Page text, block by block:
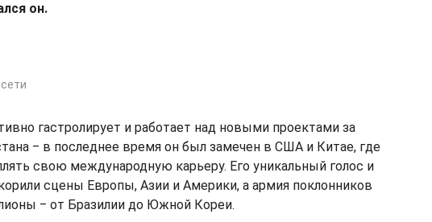
он.
гастролирует и работает над новыми проектами за
‒ в последнее время он был замечен в США и Китае, где
свою международную карьеру. Его уникальный голос и
сцены Европы, Азии и Америки, а армия поклонников
‒ от Бразилии до Южной Кореи.